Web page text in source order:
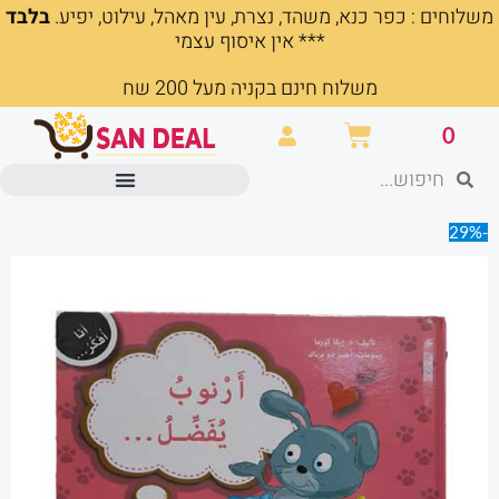
דילוג
משלוחים : כפר כנא, משהד, נצרת, עין מאהל, עילוט, יפיע.בלבד
*** אין איסוף עצמי
משלוח חינם בקניה מעל 200 שח
0 עגלת
קניות חיפושחיפוש
-29%